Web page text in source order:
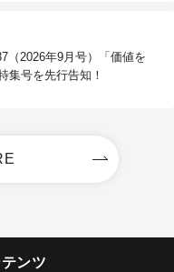
（2026年9月号）「価値を
集号を先行告知！
ンツ